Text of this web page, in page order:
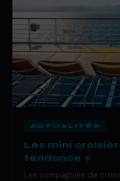
ACTUALITÉS
Les mini
tendance »
Les compagnies de